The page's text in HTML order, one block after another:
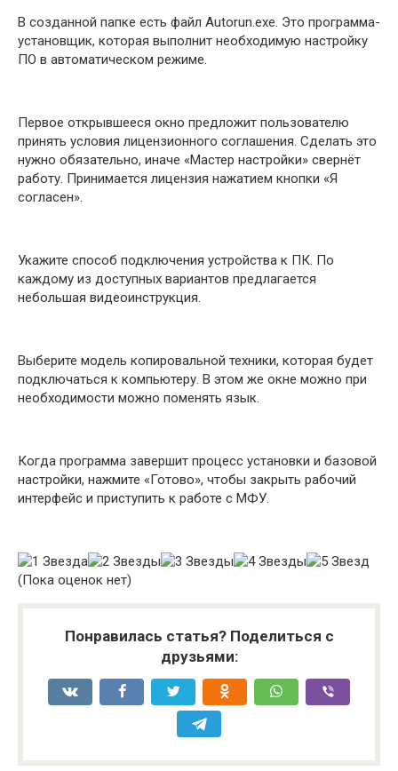
В созданной папке есть файл Autorun.exe. Это программа-
установщик, которая выполнит необходимую настройку
ПО в автоматическом режиме.
Первое открывшееся окно предложит пользователю
принять условия лицензионного соглашения. Сделать это
нужно обязательно, иначе «Мастер настройки» свернёт
работу. Принимается лицензия нажатием кнопки «Я
согласен».
Укажите способ подключения устройства к ПК. По
каждому из доступных вариантов предлагается
небольшая видеоинструкция.
Выберите модель копировальной техники, которая будет
подключаться к компьютеру. В этом же окне можно при
необходимости можно поменять язык.
Когда программа завершит процесс установки и базовой
настройки, нажмите «Готово», чтобы закрыть рабочий
интерфейс и приступить к работе с МФУ.
(Пока оценок нет)
Понравилась статья? Поделиться с
друзьями: